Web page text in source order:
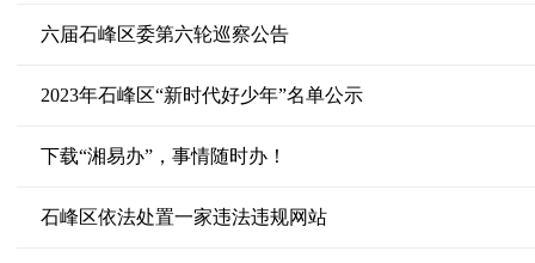
六届石峰区委第六轮巡察公告
2023年石峰区“新时代好少年”名单公示
下载“湘易办”，事情随时办！
石峰区依法处置一家违法违规网站